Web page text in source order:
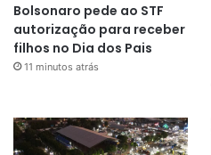
Bolsonaro pede ao STF
autorização para receber
filhos no Dia dos Pais
11 minutos atrás